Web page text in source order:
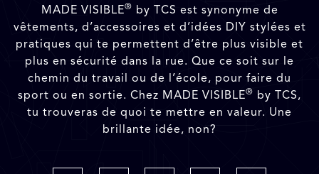
MADE VISIBLE® by TCS est synonyme de
vêtements, d’accessoires et d’idées DIY stylées et
pratiques qui te permettent d’être plus visible et
plus en sécurité dans la rue. Que ce soit sur le
chemin du travail ou de l’école, pour faire du
sport ou en sortie. Chez MADE VISIBLE® by TCS,
tu trouveras de quoi te mettre en valeur. Une
brillante idée, non?